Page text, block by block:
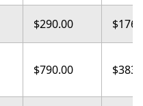
$290.00
$790.00